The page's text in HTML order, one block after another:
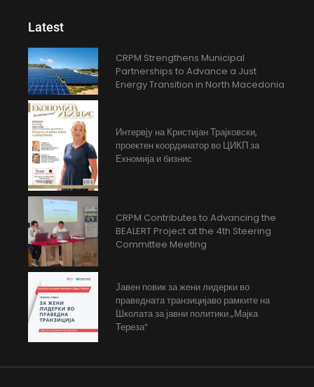
Latest
CRPM Strengthens Municipal
Partnerships to Advance a Just
Energy Transition in North Macedonia
Интервју на Кристијан Трајковски,
проектен координатор во ЦИКП за
Екномија и бизнис
CRPM Contributes to Advancing the
BEALERT Project at the 4th Steering
Committee Meeting
Јавен повик за жени лидерки во
праведната транзицијаво рамките на
Школата за јавни политики „Мајка
Тереза“